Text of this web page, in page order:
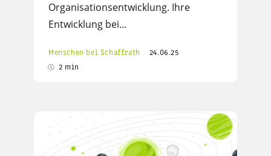
Organisationsentwicklung. Ihre
Entwicklung bei…
Menschen bei Schaffrath
24.06.25
2 min